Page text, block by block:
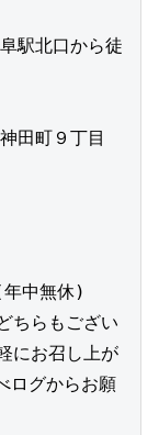
駅北口から徒
田町９丁目
中無休)
ちらもござい
にお召し上が
ログからお願